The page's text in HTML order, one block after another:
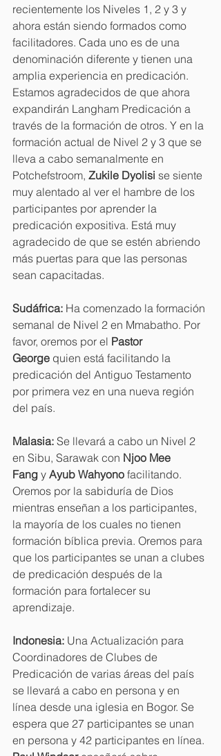
recientemente los Niveles 1, 2 y 3 y
ahora están siendo formados como
facilitadores. Cada uno es de una
denominación diferente y tienen una
amplia experiencia en predicación.
Estamos agradecidos de que ahora
expandirán Langham Predicación a
través de la formación de otros. Y en la
formación actual de Nivel 2 y 3 que se
lleva a cabo semanalmente en
Potchefstroom, Zukile Dyolisi se siente
muy alentado al ver el hambre de los
participantes por aprender la
predicación expositiva. Está muy
agradecido de que se estén abriendo
más puertas para que las personas
sean capacitadas.
Sudáfrica: Ha comenzado la formación
semanal de Nivel 2 en Mmabatho. Por
favor, oremos por el Pastor
George quien está facilitando la
predicación del Antiguo Testamento
por primera vez en una nueva región
del país.
Malasia: Se llevará a cabo un Nivel 2
en Sibu, Sarawak con Njoo Mee
Fang y Ayub Wahyono facilitando.
Oremos por la sabiduría de Dios
mientras enseñan a los participantes,
la mayoría de los cuales no tienen
formación bíblica previa. Oremos para
que los participantes se unan a clubes
de predicación después de la
formación para fortalecer su
aprendizaje.
Indonesia: Una Actualización para
Coordinadores de Clubes de
Predicación de varias áreas del país
se llevará a cabo en persona y en
línea desde una iglesia en Bogor. Se
espera que 27 participantes se unan
en persona y 42 participantes en línea.